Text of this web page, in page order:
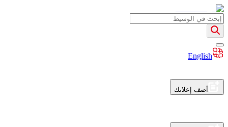
English
أضف إعلانك